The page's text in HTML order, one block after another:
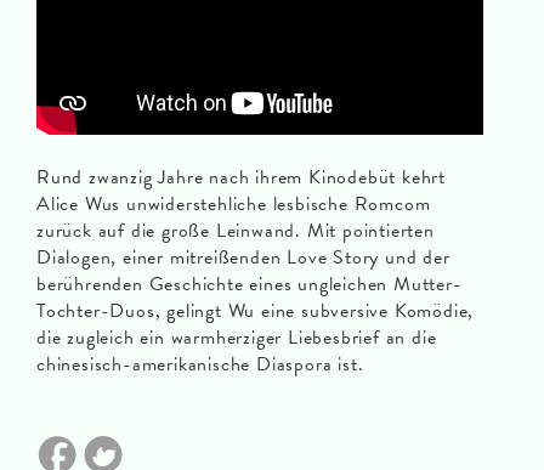
Rund zwanzig Jahre nach ihrem Kinodebüt kehrt
Alice Wus unwiderstehliche lesbische Romcom
zurück auf die große Leinwand. Mit pointierten
Dialogen, einer mitreißenden Love Story und der
berührenden Geschichte eines ungleichen Mutter-
Tochter-Duos, gelingt Wu eine subversive Komödie,
die zugleich ein warmherziger Liebesbrief an die
chinesisch-amerikanische Diaspora ist.